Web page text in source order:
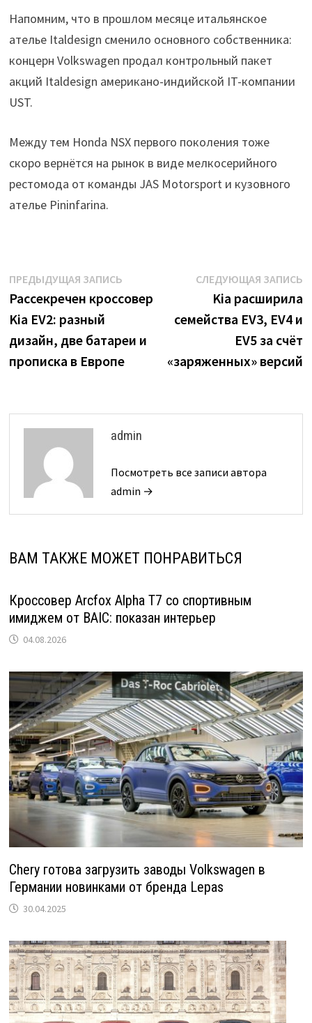
Напомним, что в прошлом месяце итальянское
ателье Italdesign сменило основного собственника:
концерн Volkswagen продал контрольный пакет
акций Italdesign американо-индийской IT-компании
UST.
Между тем Honda NSX первого поколения тоже
скоро вернётся на рынок в виде мелкосерийного
рестомода от команды JAS Motorsport и кузовного
ателье Pininfarina.
Навигация
по
записям
ПРЕДЫДУЩАЯ ЗАПИСЬПредыдущая
запись:
Рассекречен кроссовер
Kia EV2: разный
дизайн, две батареи и
прописка в Европе
СЛЕДУЮЩАЯ ЗАПИСЬ
Kia расширила
семейства EV3, EV4 и
EV5 за счёт
«заряженных» версий
admin
Посмотреть все записи автора
admin →
ВАМ ТАКЖЕ МОЖЕТ ПОНРАВИТЬСЯ
Кроссовер Arcfox Alpha T7 со спортивным
имиджем от BAIC: показан интерьер
04.08.2026
Chery готова загрузить заводы Volkswagen в
Германии новинками от бренда Lepas
30.04.2025